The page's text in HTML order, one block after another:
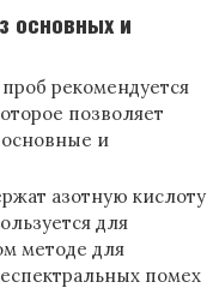
основных и
рекомендуется
позволяет
и
азотную кислоту
для
методе для
помех